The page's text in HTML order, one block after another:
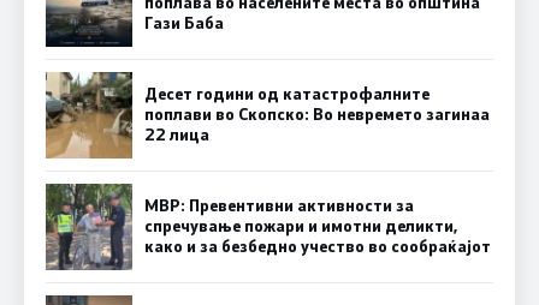
Гази Баба
Десет години од катастрофалните
поплави во Скопско: Во невремето загинаа
22 лица
МВР: Превентивни активности за
спречување пожари и имотни деликти,
како и за безбедно учество во сообраќајот